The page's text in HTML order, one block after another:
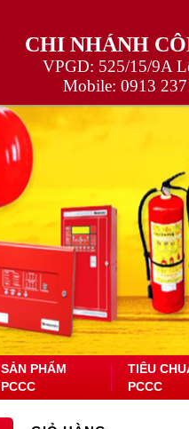
CHI NHÁNH
VPGD: 525/15/9A
Mobile: 0913
SẢN PHẨM
PCCC
TIÊU
PCCC